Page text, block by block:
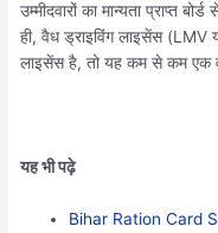
उम्मीदवारों का मान्यता प्राप्त
ही, वैध ड्राइविंग लाइसेंस (LMV
लाइसेंस है, तो यह कम से कम एक
यह भी पढ़े
Bihar Ration Card